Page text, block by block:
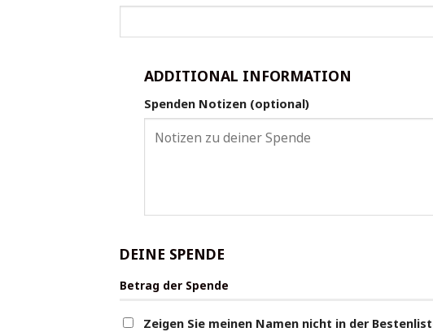
ADDITIONAL INFORMATION
Spenden Notizen (optional)
DEINE SPENDE
Betrag der Spende
Zeigen Sie meinen Namen nicht in der